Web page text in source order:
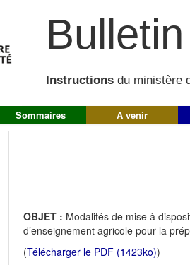
Instructions du ministère
Sommaires A venir
OBJET : Modalités de mise à
d’enseignement agricole pour la
(Télécharger le PDF (1423ko))